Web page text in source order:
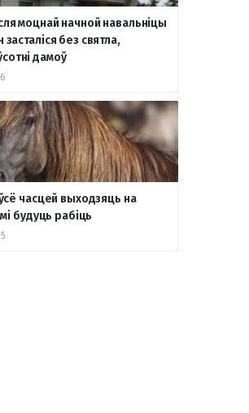
моцнай начной навальніцы
без святла,
дамоў
ўсё часцей выходзяць на
будуць рабіць